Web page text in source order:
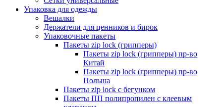
Упаковка для одежды
Вешалки
Держатели для ценников и бирок
Упаковочные пакеты
Пакеты zip lock (грипперы)
Пакеты zip lock (грипперы) пр-во
Китай
Пакеты zip lock (грипперы) пр-во
Польша
Пакеты zip lock с бегунком
Пакеты ПП полипропилен с клеевым